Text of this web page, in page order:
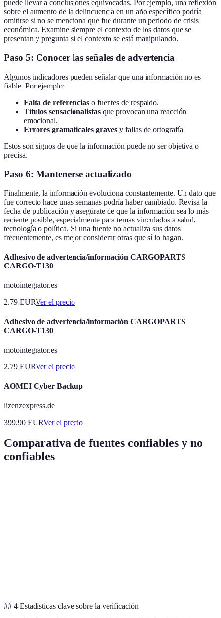
puede llevar a conclusiones equivocadas. Por ejemplo, una reflexión
sobre el aumento de la delincuencia en un año específico podría
omitirse si no se menciona que fue durante un periodo de crisis
económica. Examine siempre el contexto de los datos que se
presentan y pregunta si el contexto se está manipulando.
Paso 5: Conocer las señales de advertencia
Algunos indicadores pueden señalar que una información no es
fiable. Por ejemplo:
Falta de referencias o fuentes de respaldo.
Títulos sensacionalistas que provocan una reacción
emocional.
Errores gramaticales graves y fallas de ortografía.
Estos son signos de que la información puede no ser objetiva o
precisa.
Paso 6: Mantenerse actualizado
Finalmente, la información evoluciona constantemente. Un dato que
fue correcto hace unas semanas podría haber cambiado. Revisa la
fecha de publicación y asegúrate de que la información sea lo más
reciente posible, especialmente para temas vinculados a salud,
tecnología o política. Si una fuente no actualiza sus datos
frecuentemente, es mejor considerar otras que sí lo hagan.
Adhesivo de advertencia/información CARGOPARTS
CARGO-T130
motointegrator.es
2.79 EURVer el precio
Adhesivo de advertencia/información CARGOPARTS
CARGO-T130
motointegrator.es
2.79 EURVer el precio
AOMEI Cyber Backup
lizenzexpress.de
399.90 EURVer el precio
Comparativa de fuentes confiables y no
confiables
## 4 Estadísticas clave sobre la verificación